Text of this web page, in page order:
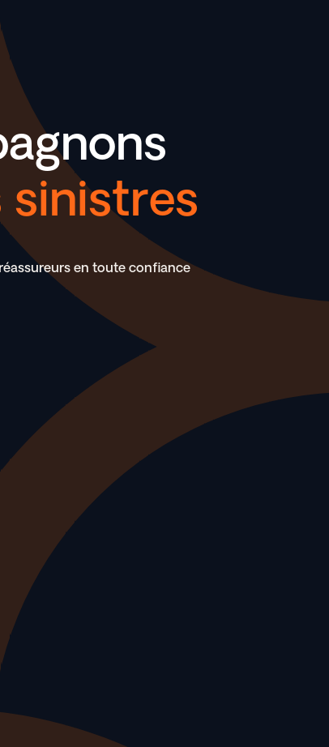
sinistres
en toute confiance